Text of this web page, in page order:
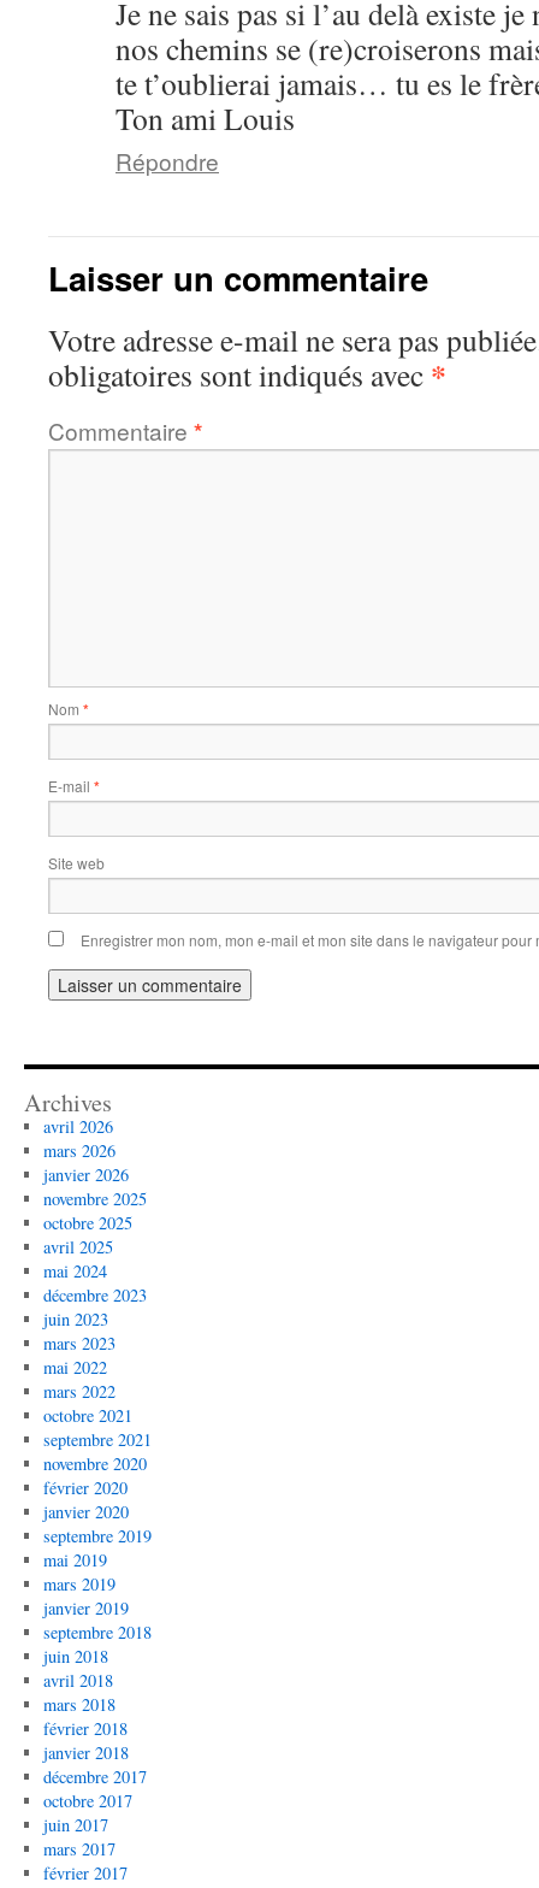
Je ne sais pas si l’au delà existe
nos chemins se (re)croiserons
te t’oublierai jamais… tu es le
Ton ami Louis
Répondre
Laisser un commentaire
Votre adresse e-mail ne sera pas
obligatoires sont indiqués avec *
Commentaire *
Nom *
E-mail *
Site web
Enregistrer mon nom, mon e-mail et mon site dans le navigateur
Archives
avril 2026
mars 2026
janvier 2026
novembre 2025
octobre 2025
avril 2025
mai 2024
décembre 2023
juin 2023
mars 2023
mai 2022
mars 2022
octobre 2021
septembre 2021
novembre 2020
février 2020
janvier 2020
septembre 2019
mai 2019
mars 2019
janvier 2019
septembre 2018
juin 2018
avril 2018
mars 2018
février 2018
janvier 2018
décembre 2017
octobre 2017
juin 2017
mars 2017
février 2017